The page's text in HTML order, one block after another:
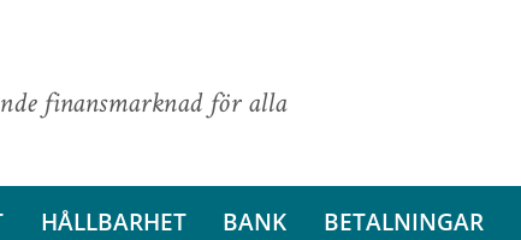
finansmarknad för alla
HÅLLBARHET BANK BETALNINGAR